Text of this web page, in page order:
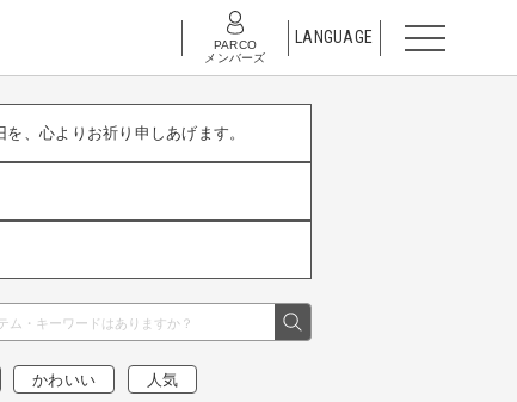
PARCO
メンバーズ
LANGUAGE
、心よりお祈り申しあげます。
かわいい 人気